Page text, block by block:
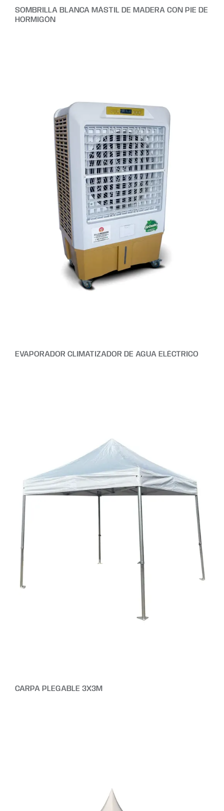
SOMBRILLA BLANCA MÁSTIL DE MADERA CON PIE DE
HORMIGÓN
EVAPORADOR CLIMATIZADOR DE AGUA ELÉCTRICO
CARPA PLEGABLE 3X3M